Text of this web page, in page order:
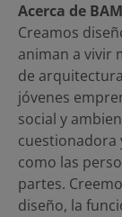
Acerca de
Creamos
animan a vivir
de
jóvenes
social y
cuestionadora
como las
partes.
diseño, la